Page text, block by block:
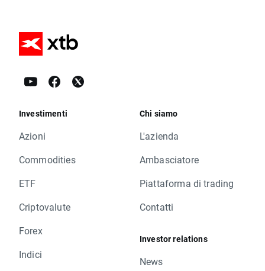
Investimenti
Azioni
Commodities
ETF
Criptovalute
Forex
Indici
Chi siamo
L'azienda
Ambasciatore
Piattaforma di trading
Contatti
Investor relations
News